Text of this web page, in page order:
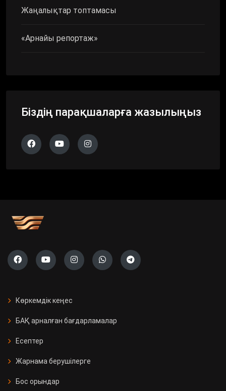
Жаңалықтар топтамасы
«Арнайы репортаж»
Біздің парақшаларға жазылыңыз
Көркемдік кеңес
БАҚ арналған бағдарламалар
Есептер
Жарнама берушілерге
Бос орындар